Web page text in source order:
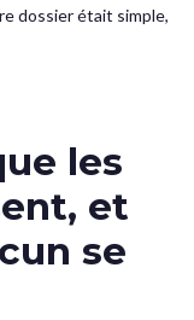
dossier était simple,
les
et
se